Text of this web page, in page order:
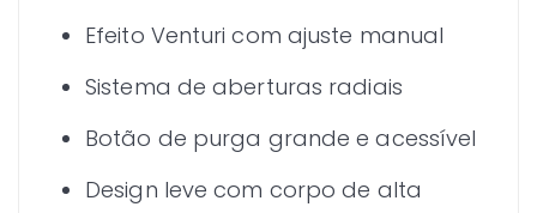
Efeito Venturi com ajuste manual
Sistema de aberturas radiais
Botão de purga grande e acessível
Design leve com corpo de alta